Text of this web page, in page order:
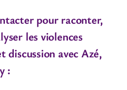
pour raconter,
les violences
discussion avec Azé,
: